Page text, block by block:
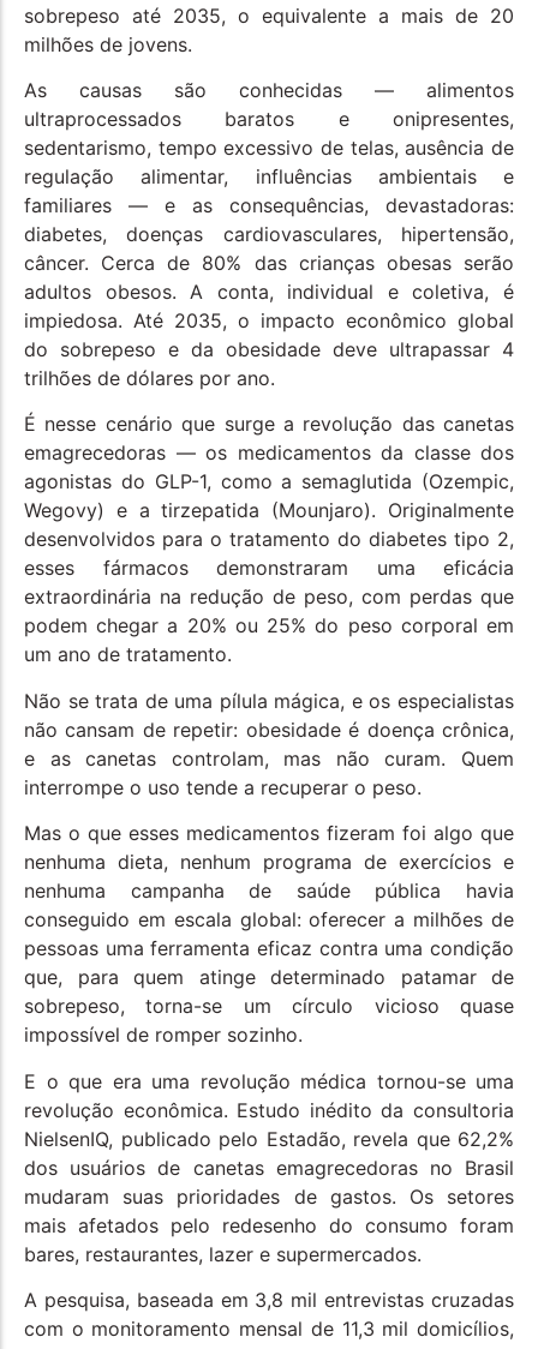
sobrepeso até 2035, o equivalente a mais de 20
milhões de jovens.
As causas são conhecidas — alimentos
ultraprocessados baratos e onipresentes,
sedentarismo, tempo excessivo de telas, ausência de
regulação alimentar, influências ambientais e
familiares — e as consequências, devastadoras:
diabetes, doenças cardiovasculares, hipertensão,
câncer. Cerca de 80% das crianças obesas serão
adultos obesos. A conta, individual e coletiva, é
impiedosa. Até 2035, o impacto econômico global
do sobrepeso e da obesidade deve ultrapassar 4
trilhões de dólares por ano.
É nesse cenário que surge a revolução das canetas
emagrecedoras — os medicamentos da classe dos
agonistas do GLP-1, como a semaglutida (Ozempic,
Wegovy) e a tirzepatida (Mounjaro). Originalmente
desenvolvidos para o tratamento do diabetes tipo 2,
esses fármacos demonstraram uma eficácia
extraordinária na redução de peso, com perdas que
podem chegar a 20% ou 25% do peso corporal em
um ano de tratamento.
Não se trata de uma pílula mágica, e os especialistas
não cansam de repetir: obesidade é doença crônica,
e as canetas controlam, mas não curam. Quem
interrompe o uso tende a recuperar o peso.
Mas o que esses medicamentos fizeram foi algo que
nenhuma dieta, nenhum programa de exercícios e
nenhuma campanha de saúde pública havia
conseguido em escala global: oferecer a milhões de
pessoas uma ferramenta eficaz contra uma condição
que, para quem atinge determinado patamar de
sobrepeso, torna-se um círculo vicioso quase
impossível de romper sozinho.
E o que era uma revolução médica tornou-se uma
revolução econômica. Estudo inédito da consultoria
NielsenIQ, publicado pelo Estadão, revela que 62,2%
dos usuários de canetas emagrecedoras no Brasil
mudaram suas prioridades de gastos. Os setores
mais afetados pelo redesenho do consumo foram
bares, restaurantes, lazer e supermercados.
A pesquisa, baseada em 3,8 mil entrevistas cruzadas
com o monitoramento mensal de 11,3 mil domicílios,